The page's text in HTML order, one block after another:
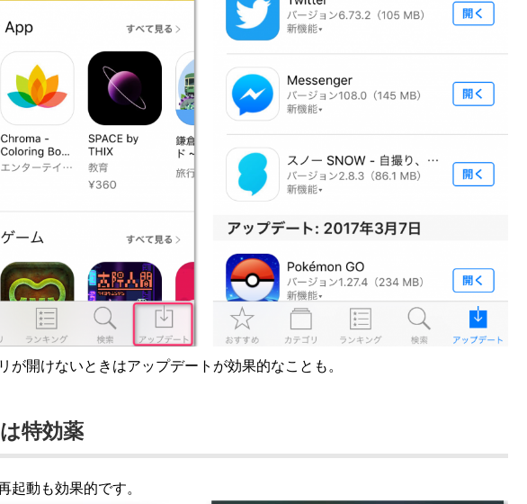
が開けないときはアップデートが効果的なことも。
特効薬
起動も効果的です。